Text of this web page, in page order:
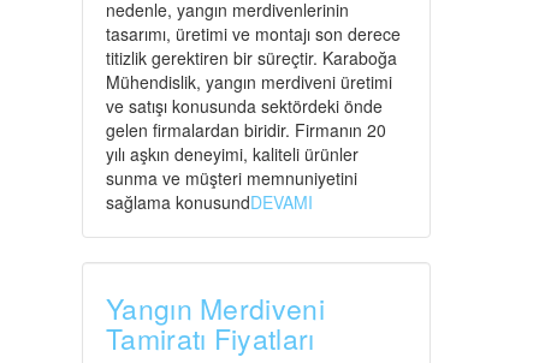
nedenle, yangın merdivenlerinin
tasarımı, üretimi ve montajı son derece
titizlik gerektiren bir süreçtir. Karaboğa
Mühendislik, yangın merdiveni üretimi
ve satışı konusunda sektördeki önde
gelen firmalardan biridir. Firmanın 20
yılı aşkın deneyimi, kaliteli ürünler
sunma ve müşteri memnuniyetini
sağlama konusundDEVAMI
Yangın Merdiveni
Tamiratı Fiyatları